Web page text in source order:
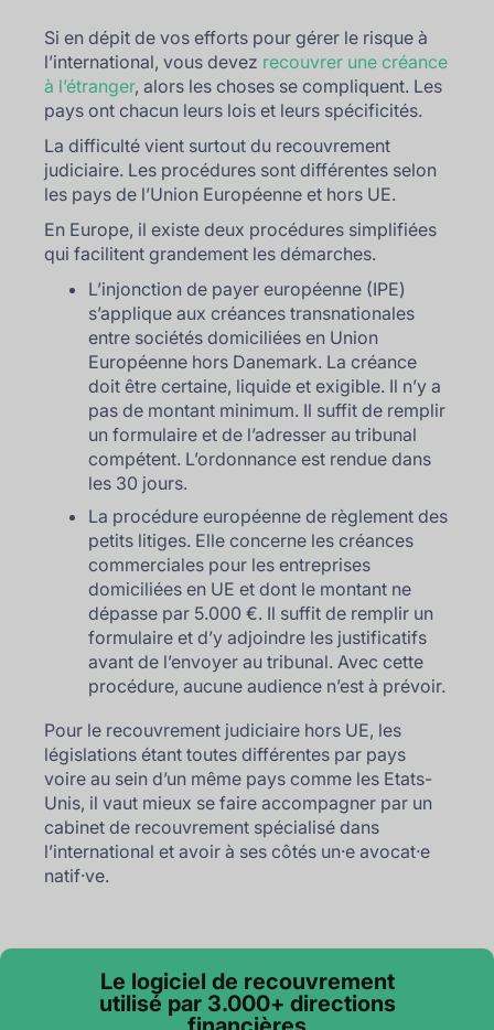
Si en dépit de vos efforts pour gérer le risque à
l’international, vous devez recouvrer une créance
à l’étranger, alors les choses se compliquent. Les
pays ont chacun leurs lois et leurs spécificités.
La difficulté vient surtout du recouvrement
judiciaire. Les procédures sont différentes selon
les pays de l’Union Européenne et hors UE.
En Europe, il existe deux procédures simplifiées
qui facilitent grandement les démarches.
L’injonction de payer européenne (IPE)
s’applique aux créances transnationales
entre sociétés domiciliées en Union
Européenne hors Danemark. La créance
doit être certaine, liquide et exigible. Il n’y a
pas de montant minimum. Il suffit de remplir
un formulaire et de l’adresser au tribunal
compétent. L’ordonnance est rendue dans
les 30 jours.
La procédure européenne de règlement des
petits litiges. Elle concerne les créances
commerciales pour les entreprises
domiciliées en UE et dont le montant ne
dépasse par 5.000 €. Il suffit de remplir un
formulaire et d’y adjoindre les justificatifs
avant de l’envoyer au tribunal. Avec cette
procédure, aucune audience n’est à prévoir.
Pour le recouvrement judiciaire hors UE, les
législations étant toutes différentes par pays
voire au sein d’un même pays comme les Etats-
Unis, il vaut mieux se faire accompagner par un
cabinet de recouvrement spécialisé dans
l’international et avoir à ses côtés un·e avocat·e
natif·ve.
Le logiciel de recouvrement
utilisé par 3.000+ directions